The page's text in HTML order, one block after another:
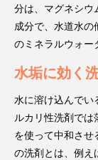
分は、マグネシウ
成分で、水道水
のミネラルウォー
水垢に効く
水に溶け込んでい
ルカリ性洗剤で
を使って中和さ
の洗剤とは、例え